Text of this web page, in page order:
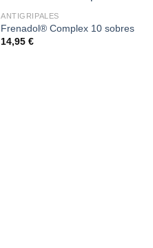
ANTIGRIPALES
Frenadol® Complex 10 sobres
14,95€